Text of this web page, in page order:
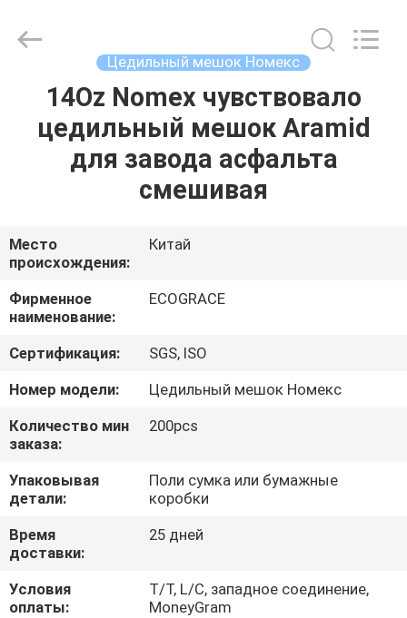
ДОМ
ПРОДУКТЫ
НАС
ПУТЕШЕСТВИЕ
ФАБРИКИ
ПРОВЕРКА
КАЧЕСТВА
СВЯЖИТЕСЬ
МЫ
СПРОСИТЕ
ЦИТАТУ
Copyright
industrialfilterbag.com.
Цедильный мешок Номекс
14Oz Nomex чувствовало
цедильный мешок Aramid
для завода асфальта
смешивая
Место
происхождения:
Китай
Фирменное
наименование:
ECOGRACE
Сертификация:
SGS, ISO
Номер модели:
Цедильный мешок Номекс
Количество мин
заказа:
200pcs
Упаковывая
детали:
Поли сумка или бумажные
коробки
Время
доставки:
25 дней
Условия
оплаты:
T/T, L/C, западное соединение,
MoneyGram